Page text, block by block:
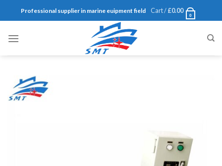
Professional supplier in marine euipment field Cart /£0.00
0